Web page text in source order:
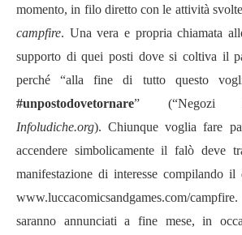
momento, in filo diretto con le attività
campfire. Una vera e propria chiamata
supporto di quei posti dove si coltiva il
perché “alla fine di tutto questo
#unpostodovetornare”
(“Negozi
Infoludiche.org). Chiunque voglia fare
accendere simbolicamente il falò deve
manifestazione di interesse compilando il
www.luccacomicsandgames.com/campfire.
saranno annunciati a fine mese, in